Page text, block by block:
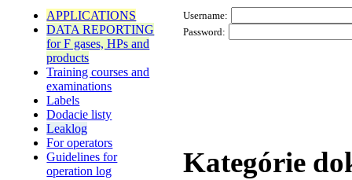
APPLICATIONS
DATA REPORTING
for F gases, HPs and
products
Training courses and
examinations
Labels
Dodacie listy
Leaklog
For operators
Guidelines for
operation log
Username:
Password:
Kategórie